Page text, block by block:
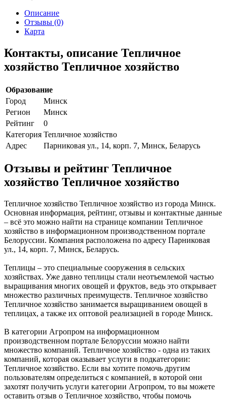
Описание
Отзывы (0)
Карта
Контакты, описание Тепличное
хозяйство Тепличное хозяйство
Образование
Город
Минск
Регион
Минск
Рейтинг
0
Категория Тепличное хозяйство
Адрес
Парниковая ул., 14, корп. 7, Минск, Беларусь
Отзывы и рейтинг Тепличное
хозяйство Тепличное хозяйство
Тепличное хозяйство Тепличное хозяйство из города Минск.
Основная информация, рейтинг, отзывы и контактные данные
– всё это можно найти на странице компании Тепличное
хозяйство в информационном производственном портале
Белоруссии. Компания расположена по адресу Парниковая
ул., 14, корп. 7, Минск, Беларусь.
Теплицы – это специальные сооружения в сельских
хозяйствах. Уже давно теплицы стали неотъемлемой частью
выращивания многих овощей и фруктов, ведь это открывает
множество различных преимуществ. Тепличное хозяйство
Тепличное хозяйство занимается выращиванием овощей в
теплицах, а также их оптовой реализацией в городе Минск.
В категории Агропром на информационном
производственном портале Белоруссии можно найти
множество компаний. Тепличное хозяйство - одна из таких
компаний, которая оказывает услуги в подкатегории:
Тепличное хозяйство. Если вы хотите помочь другим
пользователям определиться с компанией, в которой они
захотят получить услуги категории Агропром, то вы можете
оставить отзыв о Тепличное хозяйство, чтобы помочь